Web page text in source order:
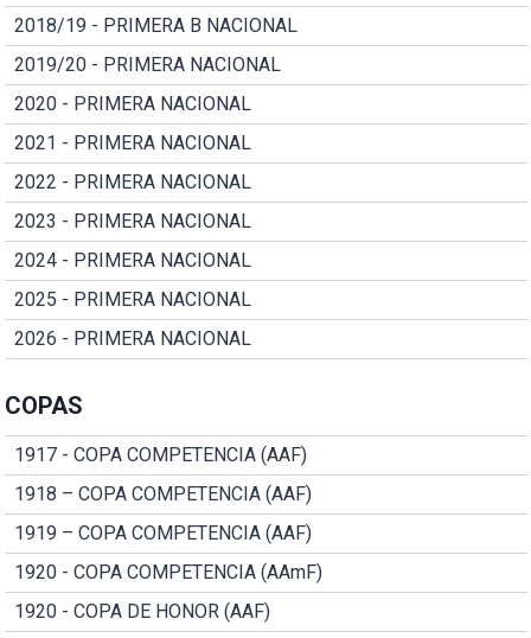
2018/19 - PRIMERA B NACIONAL
2019/20 - PRIMERA NACIONAL
2020 - PRIMERA NACIONAL
2021 - PRIMERA NACIONAL
2022 - PRIMERA NACIONAL
2023 - PRIMERA NACIONAL
2024 - PRIMERA NACIONAL
2025 - PRIMERA NACIONAL
2026 - PRIMERA NACIONAL
COPAS
1917 - COPA COMPETENCIA (AAF)
1918 – COPA COMPETENCIA (AAF)
1919 – COPA COMPETENCIA (AAF)
1920 - COPA COMPETENCIA (AAmF)
1920 - COPA DE HONOR (AAF)